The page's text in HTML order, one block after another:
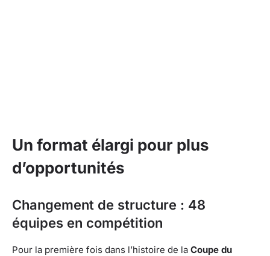
Un format élargi pour plus
d’opportunités
Changement de structure : 48
équipes en compétition
Pour la première fois dans l’histoire de la Coupe du